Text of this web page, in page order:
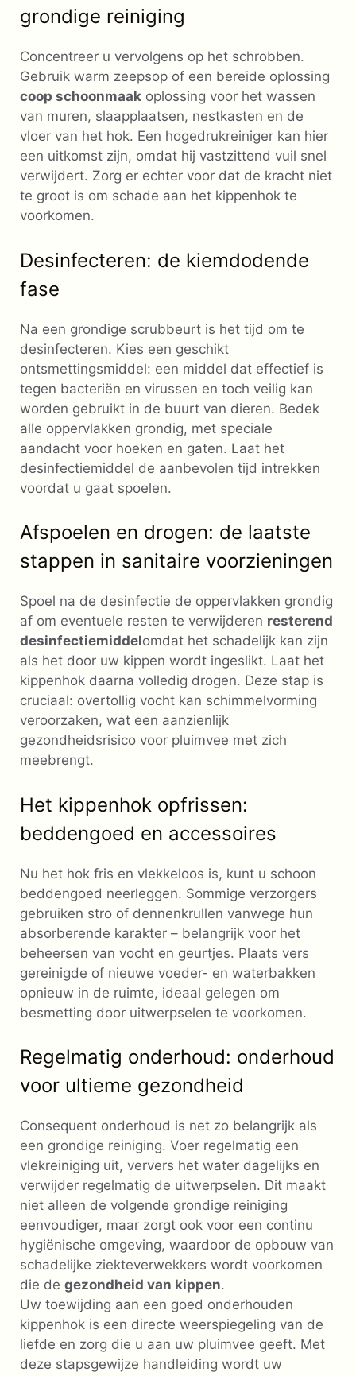
grondige reiniging
Concentreer u vervolgens op het schrobben.
Gebruik warm zeepsop of een bereide oplossing
coop schoonmaak oplossing voor het wassen
van muren, slaapplaatsen, nestkasten en de
vloer van het hok. Een hogedrukreiniger kan hier
een uitkomst zijn, omdat hij vastzittend vuil snel
verwijdert. Zorg er echter voor dat de kracht niet
te groot is om schade aan het kippenhok te
voorkomen.
Desinfecteren: de kiemdodende
fase
Na een grondige scrubbeurt is het tijd om te
desinfecteren. Kies een geschikt
ontsmettingsmiddel: een middel dat effectief is
tegen bacteriën en virussen en toch veilig kan
worden gebruikt in de buurt van dieren. Bedek
alle oppervlakken grondig, met speciale
aandacht voor hoeken en gaten. Laat het
desinfectiemiddel de aanbevolen tijd intrekken
voordat u gaat spoelen.
Afspoelen en drogen: de laatste
stappen in sanitaire voorzieningen
Spoel na de desinfectie de oppervlakken grondig
af om eventuele resten te verwijderen resterend
desinfectiemiddelomdat het schadelijk kan zijn
als het door uw kippen wordt ingeslikt. Laat het
kippenhok daarna volledig drogen. Deze stap is
cruciaal: overtollig vocht kan schimmelvorming
veroorzaken, wat een aanzienlijk
gezondheidsrisico voor pluimvee met zich
meebrengt.
Het kippenhok opfrissen:
beddengoed en accessoires
Nu het hok fris en vlekkeloos is, kunt u schoon
beddengoed neerleggen. Sommige verzorgers
gebruiken stro of dennenkrullen vanwege hun
absorberende karakter – belangrijk voor het
beheersen van vocht en geurtjes. Plaats vers
gereinigde of nieuwe voeder- en waterbakken
opnieuw in de ruimte, ideaal gelegen om
besmetting door uitwerpselen te voorkomen.
Regelmatig onderhoud: onderhoud
voor ultieme gezondheid
Consequent onderhoud is net zo belangrijk als
een grondige reiniging. Voer regelmatig een
vlekreiniging uit, ververs het water dagelijks en
verwijder regelmatig de uitwerpselen. Dit maakt
niet alleen de volgende grondige reiniging
eenvoudiger, maar zorgt ook voor een continu
hygiënische omgeving, waardoor de opbouw van
schadelijke ziekteverwekkers wordt voorkomen
die de gezondheid van kippen.
Uw toewijding aan een goed onderhouden
kippenhok is een directe weerspiegeling van de
liefde en zorg die u aan uw pluimvee geeft. Met
deze stapsgewijze handleiding wordt uw